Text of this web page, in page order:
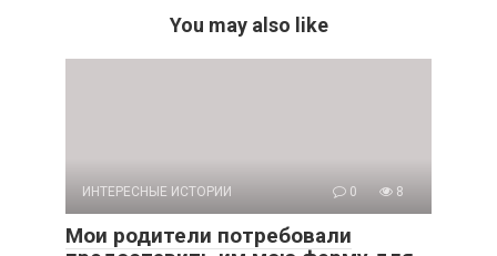
You may also like
ИНТЕРЕСНЫЕ ИСТОРИИ 0 8
Мои родители потребовали